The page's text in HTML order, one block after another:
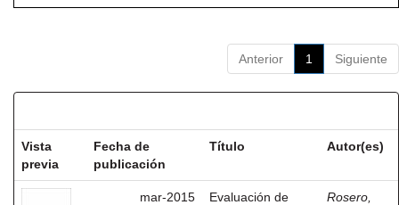
Anterior 1 Siguiente
Vista
previa
Fecha de
publicación
Título Autor(es)
mar-2015
Evaluación de
Rosero,